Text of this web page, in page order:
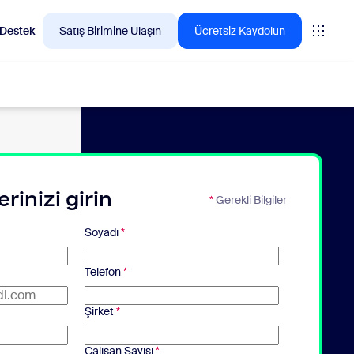
Destek Satış Birimine Ulaşın Ücretsiz Kaydolun
çok tercih ettiği ürünleri keşfedin.
girin *Gerekli Bilgiler
Soyadı*
Telefon*
Şirket *
Çalışan Sayısı*